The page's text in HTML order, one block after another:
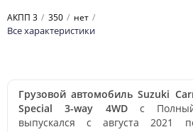
АКПП 3 350 нет
Все характеристики
Грузовой автомобиль Suzuki
Special 3-way 4WDс Полный
выпускался с августа 2021